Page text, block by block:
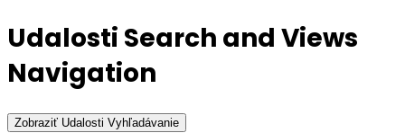
Udalosti Search and Views
Navigation
Zobraziť Udalosti Vyhľadávanie